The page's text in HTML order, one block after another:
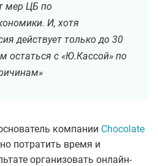
мер ЦБ по
И, хотя
действует только до 30
остаться с «Ю.Кассой» по
компании Chocolate
потратить время и
организовать онлайн-